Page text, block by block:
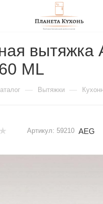
вытяжка
ML
— Вытяжки —
Артикул: 59210 AEG